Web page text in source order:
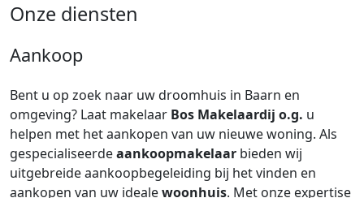
Onze diensten
Aankoop
Bent u op zoek naar uw droomhuis in Baarn en
omgeving? Laat makelaar Bos Makelaardij o.g. u
helpen met het aankopen van uw nieuwe woning. Als
gespecialiseerdeaankoopmakelaar bieden wij
uitgebreide aankoopbegeleiding bij het vinden en
aankopen van uw idealewoonhuis. Met onze expertise